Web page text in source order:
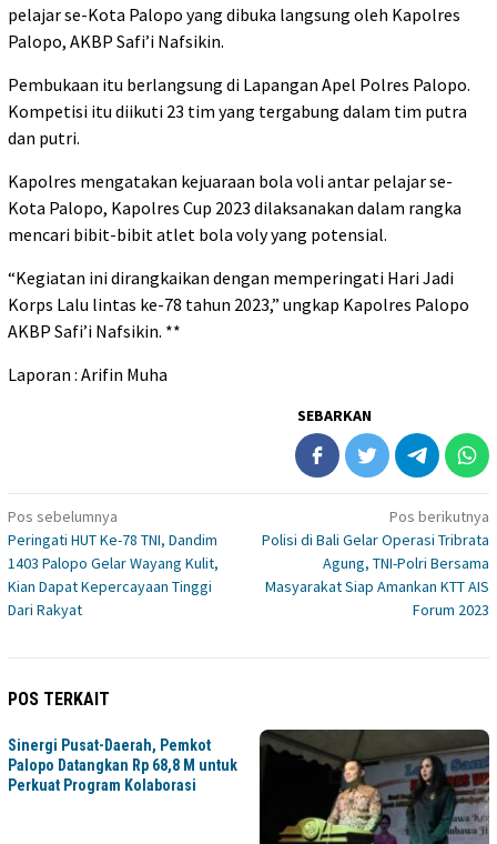
pelajar se-Kota Palopo yang dibuka langsung oleh Kapolres
Palopo, AKBP Safi’i Nafsikin.
Pembukaan itu berlangsung di Lapangan Apel Polres Palopo.
Kompetisi itu diikuti 23 tim yang tergabung dalam tim putra
dan putri.
Kapolres mengatakan kejuaraan bola voli antar pelajar se-
Kota Palopo, Kapolres Cup 2023 dilaksanakan dalam rangka
mencari bibit-bibit atlet bola voly yang potensial.
“Kegiatan ini dirangkaikan dengan memperingati Hari Jadi
Korps Lalu lintas ke-78 tahun 2023,” ungkap Kapolres Palopo
AKBP Safi’i Nafsikin. **
Laporan : Arifin Muha
SEBARKAN
Navigasi
pos
Pos sebelumnya
Peringati HUT Ke-78 TNI, Dandim
1403 Palopo Gelar Wayang Kulit,
Kian Dapat Kepercayaan Tinggi
Dari Rakyat
Pos berikutnya
Polisi di Bali Gelar Operasi Tribrata
Agung, TNI-Polri Bersama
Masyarakat Siap Amankan KTT AIS
Forum 2023
POS TERKAIT
Sinergi Pusat-Daerah, Pemkot
Palopo Datangkan Rp 68,8 M untuk
Perkuat Program Kolaborasi